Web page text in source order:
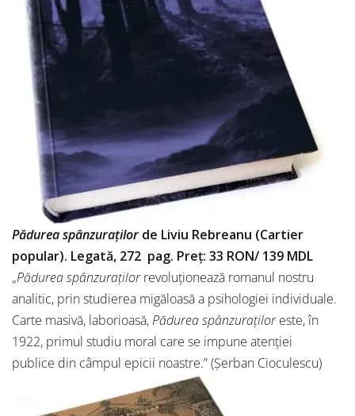
Pădurea spânzuraților de Liviu Rebreanu (Cartier
popular). Legată, 272 pag. Preț: 33 RON/ 139 MDL
„Pădurea spânzurațilorrevoluționează romanul nostru
analitic, prin studierea migăloasă a psihologiei individuale.
Carte masivă, laborioasă,Pădurea spânzurațiloreste, în
1922, primul studiu moral care se impune atenției
publice din câmpul epicii noastre.” (Șerban Cioculescu)